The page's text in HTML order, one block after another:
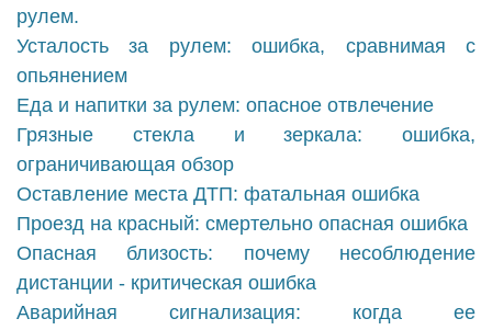
рулем.
Усталость за рулем: ошибка, сравнимая с
опьянением
Еда и напитки за рулем: опасное отвлечение
Грязные стекла и зеркала: ошибка,
ограничивающая обзор
Оставление места ДТП: фатальная ошибка
Проезд на красный: смертельно опасная ошибка
Опасная близость: почему несоблюдение
дистанции - критическая ошибка
Аварийная сигнализация: когда ее